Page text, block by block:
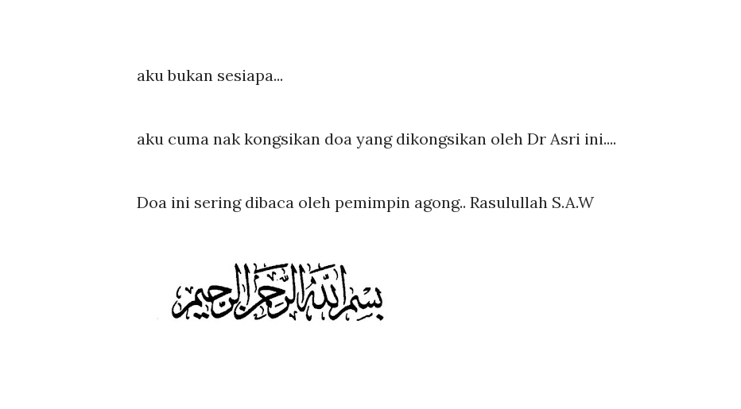
aku bukan sesiapa...
aku cuma nak kongsikan doa yang dikongsikan oleh Dr Asri ini....
Doa ini sering dibaca oleh pemimpin agong.. Rasulullah S.A.W